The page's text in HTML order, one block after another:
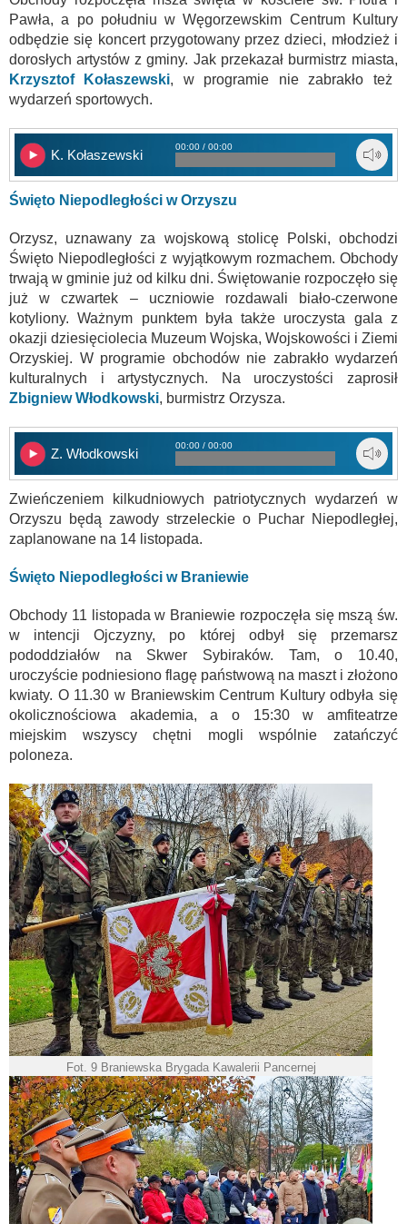
Pawła, a po południu w Węgorzewskim Centrum Kultury
odbędzie się koncert przygotowany przez dzieci, młodzież i
dorosłych artystów z gminy. Jak przekazał burmistrz miasta,
Krzysztof Kołaszewski, w programie nie zabrakło też
wydarzeń sportowych.
K. Kołaszewski
00:00 / 00:00
Święto Niepodległości w Orzyszu
Orzysz, uznawany za wojskową stolicę Polski, obchodzi
Święto Niepodległości z wyjątkowym rozmachem. Obchody
trwają w gminie już od kilku dni. Świętowanie rozpoczęło się
już w czwartek – uczniowie rozdawali biało-czerwone
kotyliony. Ważnym punktem była także uroczysta gala z
okazji dziesięciolecia Muzeum Wojska, Wojskowości i Ziemi
Orzyskiej. W programie obchodów nie zabrakło wydarzeń
kulturalnych i artystycznych. Na uroczystości zaprosił
Zbigniew Włodkowski, burmistrz Orzysza.
Z. Włodkowski
00:00 / 00:00
Zwieńczeniem kilkudniowych patriotycznych wydarzeń w
Orzyszu będą zawody strzeleckie o Puchar Niepodległej,
zaplanowane na 14 listopada.
Święto Niepodległości w Braniewie
Obchody 11 listopada w Braniewie rozpoczęła się mszą św.
w intencji Ojczyzny, po której odbył się przemarsz
pododdziałów na Skwer Sybiraków. Tam, o 10.40,
uroczyście podniesiono flagę państwową na maszt i złożono
kwiaty. O 11.30 w Braniewskim Centrum Kultury odbyła się
okolicznościowa akademia, a o 15:30 w amfiteatrze
miejskim wszyscy chętni mogli wspólnie zatańczyć
poloneza.
Fot. 9 Braniewska Brygada Kawalerii Pancernej